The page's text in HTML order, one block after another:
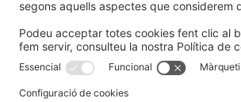
Informació legalAvís legalPolítica